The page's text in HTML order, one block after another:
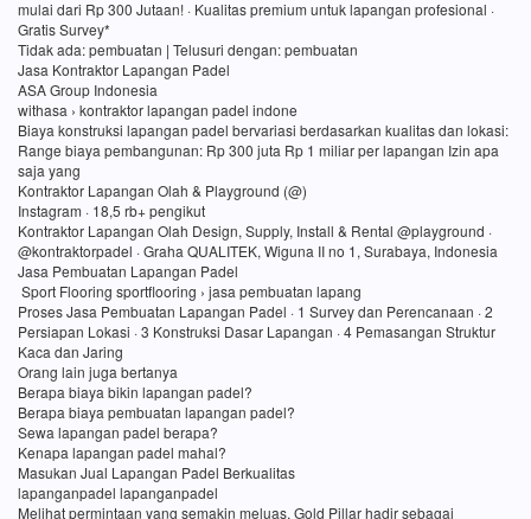
mulai dari Rp 300 Jutaan! · Kualitas premium untuk lapangan profesional ·
Gratis Survey*
Tidak ada: pembuatan ‎| Telusuri dengan: pembuatan
Jasa Kontraktor Lapangan Padel
ASA Group Indonesia
withasa › kontraktor lapangan padel indone
Biaya konstruksi lapangan padel bervariasi berdasarkan kualitas dan lokasi:
Range biaya pembangunan: Rp 300 juta Rp 1 miliar per lapangan Izin apa
saja yang
Kontraktor Lapangan Olah & Playground (@)
Instagram · 18,5 rb+ pengikut
Kontraktor Lapangan Olah Design, Supply, Install & Rental @playground ·
@kontraktorpadel · Graha QUALITEK, Wiguna II no 1, Surabaya, Indonesia
Jasa Pembuatan Lapangan Padel
Sport Flooring sportflooring › jasa pembuatan lapang
Proses Jasa Pembuatan Lapangan Padel · 1 Survey dan Perencanaan · 2
Persiapan Lokasi · 3 Konstruksi Dasar Lapangan · 4 Pemasangan Struktur
Kaca dan Jaring
Orang lain juga bertanya
Berapa biaya bikin lapangan padel?
Berapa biaya pembuatan lapangan padel?
Sewa lapangan padel berapa?
Kenapa lapangan padel mahal?
Masukan Jual Lapangan Padel Berkualitas
lapanganpadel lapanganpadel
Melihat permintaan yang semakin meluas, Gold Pillar hadir sebagai